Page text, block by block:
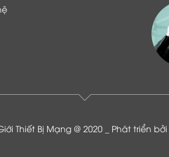
hàng đang sử dụng dịch vụ của
Thiết Bị Mạng @ 2020 _ Phát triển bởi